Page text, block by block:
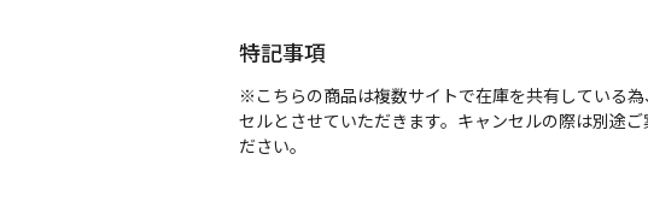
特記事項
※こちらの商品は複数サイトで在庫を共有している
セルとさせていただきます。キャンセルの際は別途
ださい。